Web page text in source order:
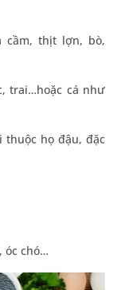
cầm, thịt lợn, bò,
trai…hoặc cá như
thuộc họ đậu, đặc
óc chó…